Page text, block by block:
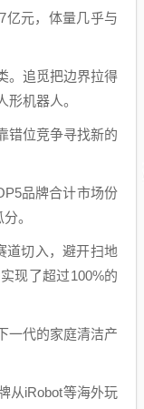
亿元，体量几乎与
。追觅把边界拉得
机器人。
错位竞争寻找新的
品牌合计市场份
。
道切入，避开扫地
现了超过100%的
一代的家庭清洁产
从iRobot等海外玩